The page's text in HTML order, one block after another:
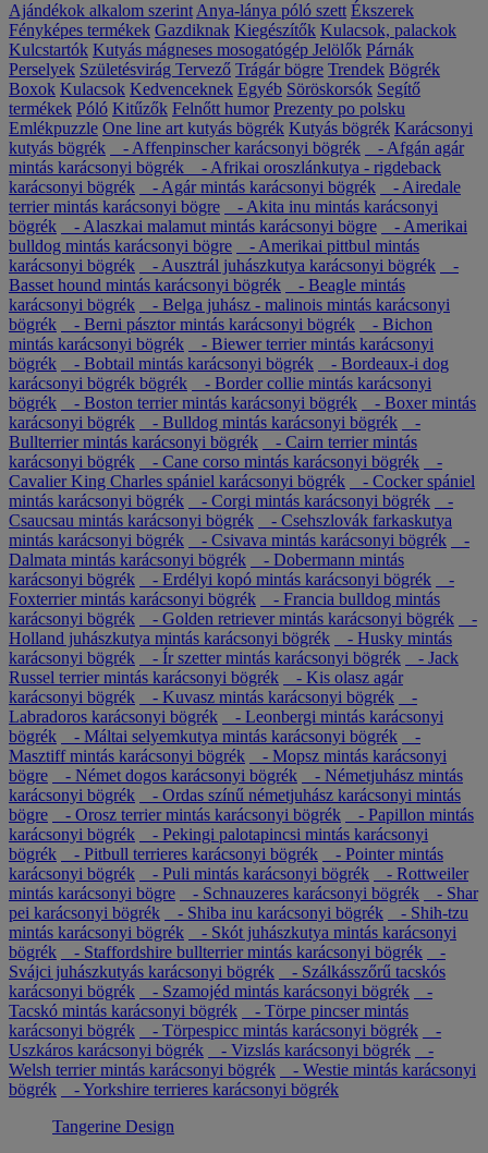
Ajándékok alkalom szerint Anya-lánya póló szett Ékszerek
Fényképes termékek Gazdiknak Kiegészítők Kulacsok, palackok
Kulcstartók Kutyás mágneses mosogatógép Jelölők Párnák
Perselyek Születésvirág Tervező Trágár bögre Trendek Bögrék
Boxok Kulacsok Kedvenceknek Egyéb Söröskorsók Segítő
termékek Póló Kitűzők Felnőtt humor Prezenty po polsku
Emlékpuzzle One line art kutyás bögrék Kutyás bögrék Karácsonyi
kutyás bögrék
- Affenpinscher karácsonyi bögrék
- Afgán agár
mintás karácsonyi bögrék
- Afrikai oroszlánkutya - rigdeback
karácsonyi bögrék
- Agár mintás karácsonyi bögrék
- Airedale
terrier mintás karácsonyi bögre
- Akita inu mintás karácsonyi
bögrék
- Alaszkai malamut mintás karácsonyi bögre
- Amerikai
bulldog mintás karácsonyi bögre
- Amerikai pittbul mintás
karácsonyi bögrék
- Ausztrál juhászkutya karácsonyi bögrék
-
Basset hound mintás karácsonyi bögrék
- Beagle mintás
karácsonyi bögrék
- Belga juhász - malinois mintás karácsonyi
bögrék
- Berni pásztor mintás karácsonyi bögrék
- Bichon
mintás karácsonyi bögrék
- Biewer terrier mintás karácsonyi
bögrék
- Bobtail mintás karácsonyi bögrék
- Bordeaux-i dog
karácsonyi bögrék bögrék
- Border collie mintás karácsonyi
bögrék
- Boston terrier mintás karácsonyi bögrék
- Boxer mintás
karácsonyi bögrék
- Bulldog mintás karácsonyi bögrék
-
Bullterrier mintás karácsonyi bögrék
- Cairn terrier mintás
karácsonyi bögrék
- Cane corso mintás karácsonyi bögrék
-
Cavalier King Charles spániel karácsonyi bögrék
- Cocker spániel
mintás karácsonyi bögrék
- Corgi mintás karácsonyi bögrék
-
Csaucsau mintás karácsonyi bögrék
- Csehszlovák farkaskutya
mintás karácsonyi bögrék
- Csivava mintás karácsonyi bögrék
-
Dalmata mintás karácsonyi bögrék
- Dobermann mintás
karácsonyi bögrék
- Erdélyi kopó mintás karácsonyi bögrék
-
Foxterrier mintás karácsonyi bögrék
- Francia bulldog mintás
karácsonyi bögrék
- Golden retriever mintás karácsonyi bögrék
-
Holland juhászkutya mintás karácsonyi bögrék
- Husky mintás
karácsonyi bögrék
- Ír szetter mintás karácsonyi bögrék
- Jack
Russel terrier mintás karácsonyi bögrék
- Kis olasz agár
karácsonyi bögrék
- Kuvasz mintás karácsonyi bögrék
-
Labradoros karácsonyi bögrék
- Leonbergi mintás karácsonyi
bögrék
- Máltai selyemkutya mintás karácsonyi bögrék
-
Masztiff mintás karácsonyi bögrék
- Mopsz mintás karácsonyi
bögre
- Német dogos karácsonyi bögrék
- Németjuhász mintás
karácsonyi bögrék
- Ordas színű németjuhász karácsonyi mintás
bögre
- Orosz terrier mintás karácsonyi bögrék
- Papillon mintás
karácsonyi bögrék
- Pekingi palotapincsi mintás karácsonyi
bögrék
- Pitbull terrieres karácsonyi bögrék
- Pointer mintás
karácsonyi bögrék
- Puli mintás karácsonyi bögrék
- Rottweiler
mintás karácsonyi bögre
- Schnauzeres karácsonyi bögrék
- Shar
pei karácsonyi bögrék
- Shiba inu karácsonyi bögrék
- Shih-tzu
mintás karácsonyi bögrék
- Skót juhászkutya mintás karácsonyi
bögrék
- Staffordshire bullterrier mintás karácsonyi bögrék
-
Svájci juhászkutyás karácsonyi bögrék
- Szálkásszőrű tacskós
karácsonyi bögrék
- Szamojéd mintás karácsonyi bögrék
-
Tacskó mintás karácsonyi bögrék
- Törpe pincser mintás
karácsonyi bögrék
- Törpespicc mintás karácsonyi bögrék
-
Uszkáros karácsonyi bögrék
- Vizslás karácsonyi bögrék
-
Welsh terrier mintás karácsonyi bögrék
- Westie mintás karácsonyi
bögrék
- Yorkshire terrieres karácsonyi bögrék
Tangerine Design